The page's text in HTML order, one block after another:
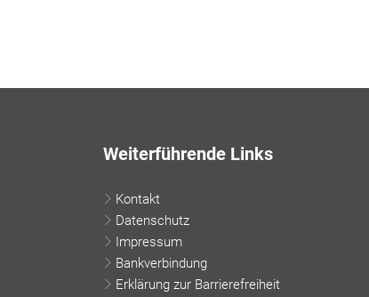
Weiterführende Links
Kontakt
Datenschutz
Impressum
Bankverbindung
Erklärung zur Barrierefreiheit